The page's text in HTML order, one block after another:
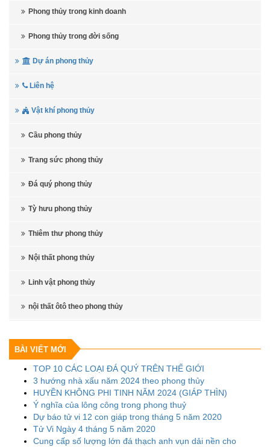
Phong thủy trong kinh doanh
Phong thủy trong đời sống
Dự án phong thủy
Liên hệ
Vật khí phong thủy
Cầu phong thủy
Trang sức phong thủy
Đá quý phong thủy
Tỳ hưu phong thủy
Thiêm thư phong thủy
Nội thất phong thủy
Linh vật phong thủy
nội thất ôtô theo phong thủy
BÀI VIẾT MỚI
TOP 10 CÁC LOẠI ĐÁ QUÝ TRÊN THẾ GIỚI
3 hướng nhà xấu năm 2024 theo phong thủy
HUYỀN KHÔNG PHI TINH NĂM 2024 (GIÁP THÌN)
Ý nghĩa của lông công trong phong thuỷ
Dự báo tử vi 12 con giáp trong tháng 5 năm 2020
Tử Vi Ngày 4 tháng 5 năm 2020
Cung cấp số lượng lớn đá thạch anh vụn dải nền cho